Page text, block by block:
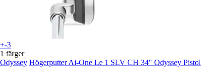
+-3
1 färger
Odyssey Högerputter Ai-One Le 1 SLV CH 34" Odyssey Pistol